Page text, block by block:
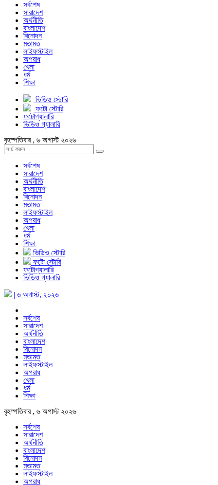
সর্বশেষ
সারাদেশ
অর্থনীতি
বাংলাদেশ
বিনোদন
মতামত
লাইফস্টাইল
অপরাধ
খেলা
ধর্ম
শিক্ষা
ভিডিও স্টোরি
ফটো স্টোরি
ফটোগ্যালারি
ভিডিও গ্যালারি
বৃহস্পতিবার , ৬ অগাস্ট ২০২৬
সর্বশেষ
সারাদেশ
অর্থনীতি
বাংলাদেশ
বিনোদন
মতামত
লাইফস্টাইল
অপরাধ
খেলা
ধর্ম
শিক্ষা
ভিডিও স্টোরি
ফটো স্টোরি
ফটোগ্যালারি
ভিডিও গ্যালারি
| ৬ অগাস্ট, ২০২৬
সর্বশেষ
সারাদেশ
অর্থনীতি
বাংলাদেশ
বিনোদন
মতামত
লাইফস্টাইল
অপরাধ
খেলা
ধর্ম
শিক্ষা
বৃহস্পতিবার , ৬ অগাস্ট ২০২৬
সর্বশেষ
সারাদেশ
অর্থনীতি
বাংলাদেশ
বিনোদন
মতামত
লাইফস্টাইল
অপরাধ